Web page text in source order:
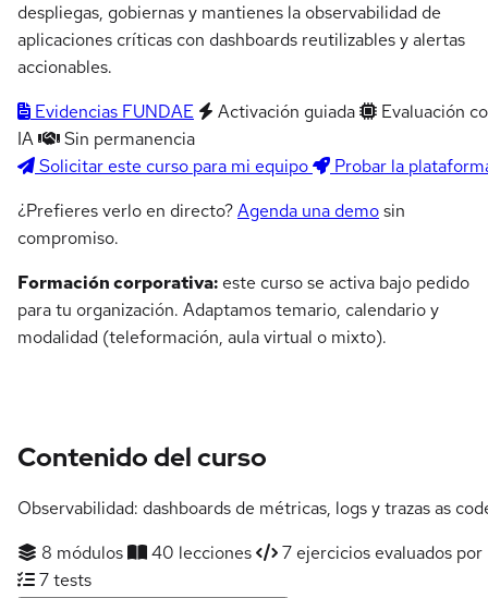
despliegas, gobiernas y mantienes la observabilidad de
aplicaciones críticas con dashboards reutilizables y alertas
accionables.
Evidencias FUNDAE
Activación guiada
Evaluación
IA
Sin permanencia
Solicitar este curso para mi equipo
Probar la
¿Prefieres verlo en directo?Agenda una demosin
compromiso.
Formación corporativa: este curso se activa bajo pedido
para tu organización. Adaptamos temario, calendario y
modalidad (teleformación, aula virtual o mixto).
Contenido del curso
Observabilidad: dashboards de métricas, logs y trazas as
8 módulos
40 lecciones
7 ejercicios evaluados por
7 tests